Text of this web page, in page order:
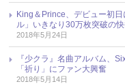
King＆Prince、デビュー初
ル」いきなり30万枚突破の快
2018年5月24日
『少クラ』名曲アルバム、
「祈り」にファン大興奮
2018年5月14日